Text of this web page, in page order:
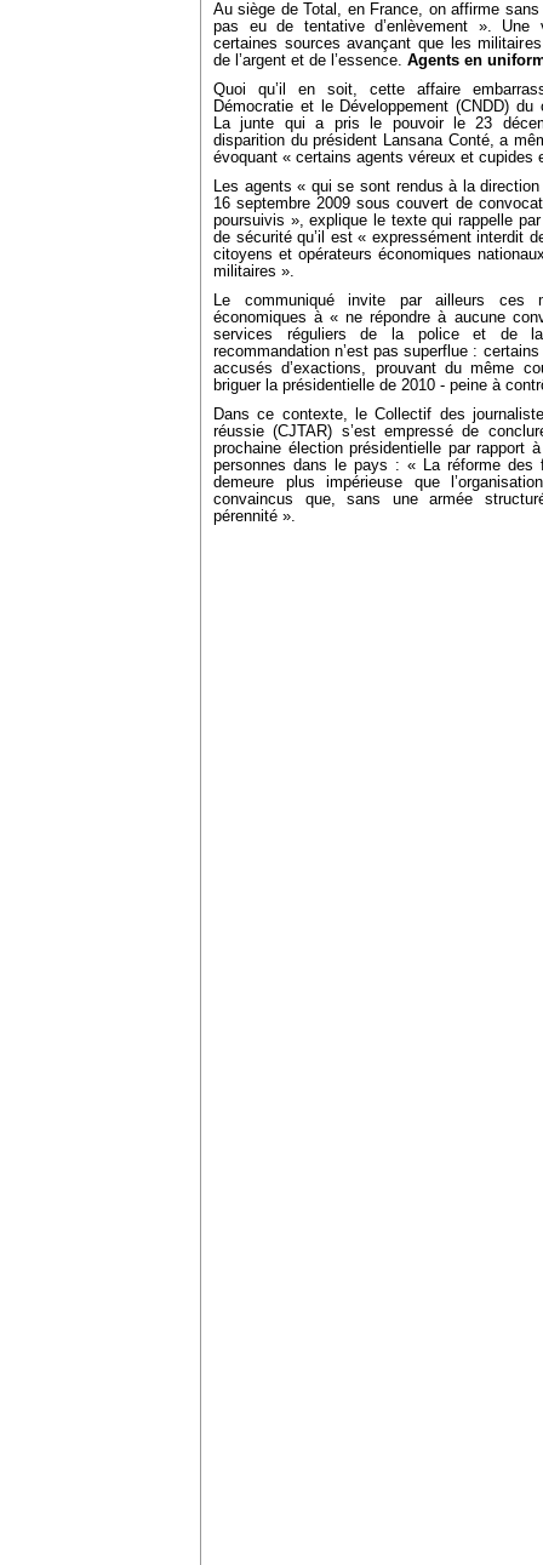
Au siège de Total, en France, on affirme sans
pas eu de tentative d’enlèvement ».
certaines sources avançant que les
de l’argent et de l’essence. Agents en
Quoi qu’il en soit, cette affaire
Démocratie et le Développement (CNDD)
La junte qui a pris le pouvoir le 23
disparition du président Lansana Conté, a
évoquant « certains agents véreux et cupides
Les agents « qui se sont rendus à la
16 septembre 2009 sous couvert de
poursuivis », explique le texte qui rappelle
de sécurité qu’il est « expressément interdit
citoyens et opérateurs économiques
militaires ».
Le communiqué invite par ailleurs ces
économiques à « ne répondre à aucune
services réguliers de la police et de la
recommandation n’est pas superflue :
accusés d’exactions, prouvant du même
briguer la présidentielle de 2010 - peine à
Dans ce contexte, le Collectif des
réussie (CJTAR) s’est empressé de
prochaine élection présidentielle par rapport
personnes dans le pays : « La réforme des
demeure plus impérieuse que
convaincus que, sans une armée
pérennité ».